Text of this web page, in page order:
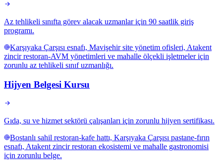
Az tehlikeli sınıfta görev alacak uzmanlar için 90 saatlik giriş
programı.
Karşıyaka Çarşısı esnafı, Mavişehir site yönetim ofisleri, Atakent
zincir restoran-AVM yönetimleri ve mahalle ölçekli işletmeler için
zorunlu az tehlikeli sınıf uzmanlığı.
Hijyen Belgesi Kursu
Gıda, su ve hizmet sektörü çalışanları için zorunlu hijyen sertifikası.
Bostanlı sahil restoran-kafe hattı, Karşıyaka Çarşısı pastane-fırın
esnafı, Atakent zincir restoran ekosistemi ve mahalle gastronomisi
için zorunlu belge.